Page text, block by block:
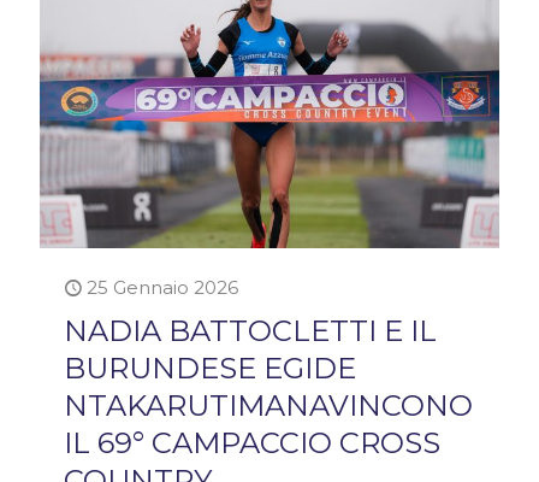
25 Gennaio 2026
NADIA BATTOCLETTI E IL
BURUNDESE EGIDE
NTAKARUTIMANAVINCONO
IL 69° CAMPACCIO CROSS